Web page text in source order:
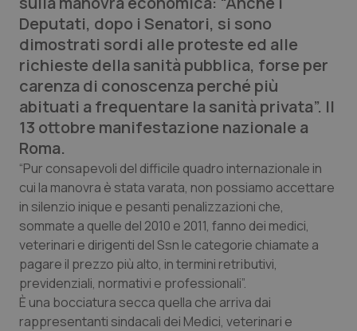
QS Pro
Professionisti Sanitari.AI
Abruzzo
Basilicata
Calabria
Campania
Emilia-Romagna
Friuli Venezia Giulia
QS Pro Gold
Artrite & artrosi
Asma & BPCO
Car-T
Colesterolo & coronaropatie
Dermatite Atopica
QS Club Newsletter
Deputati, dopo i Senatori, si sono
dimostrati sordi alle proteste ed alle
richieste della sanità pubblica, forse per
carenza di conoscenza perché più
abituati a frequentare la sanità privata”. Il
13 ottobre manifestazione nazionale a
Roma.
“Pur consapevoli del difficile quadro internazionale in
cui la manovra è stata varata, non possiamo accettare
in silenzio inique e pesanti penalizzazioni che,
sommate a quelle del 2010 e 2011, fanno dei medici,
veterinari e dirigenti del Ssn le categorie chiamate a
pagare il prezzo più alto, in termini retributivi,
previdenziali, normativi e professionali”.
È una bocciatura secca quella che arriva dai
rappresentanti sindacali dei Medici, veterinari e